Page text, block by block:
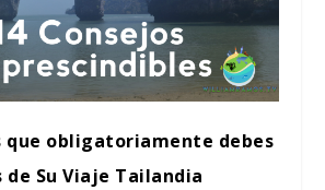
que obligatoriamente debes
de Su Viaje Tailandia